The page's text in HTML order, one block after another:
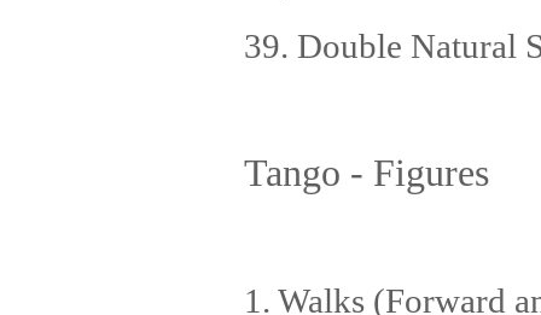
39. Double Natural
Tango - Figures
1. Walks (Forward